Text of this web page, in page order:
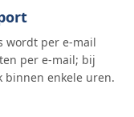
wordt per e-mail
per e-mail; bij
enkele uren.